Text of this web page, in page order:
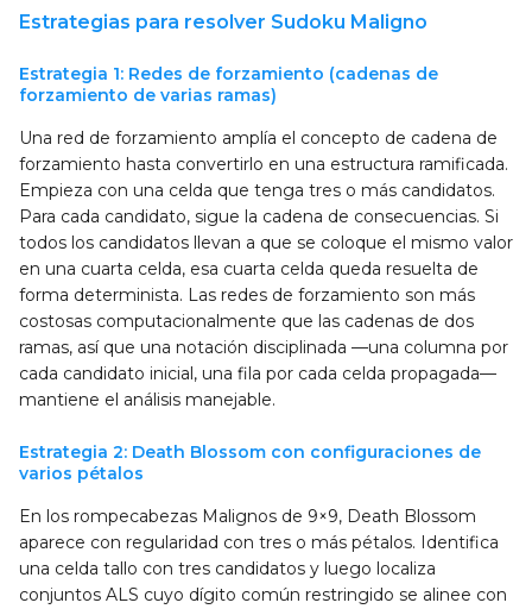
Estrategias para resolver Sudoku Maligno
Estrategia 1: Redes de forzamiento (cadenas de
forzamiento de varias ramas)
Una red de forzamiento amplía el concepto de cadena de
forzamiento hasta convertirlo en una estructura ramificada.
Empieza con una celda que tenga tres o más candidatos.
Para cada candidato, sigue la cadena de consecuencias. Si
todos los candidatos llevan a que se coloque el mismo valor
en una cuarta celda, esa cuarta celda queda resuelta de
forma determinista. Las redes de forzamiento son más
costosas computacionalmente que las cadenas de dos
ramas, así que una notación disciplinada —una columna por
cada candidato inicial, una fila por cada celda propagada—
mantiene el análisis manejable.
Estrategia 2: Death Blossom con configuraciones de
varios pétalos
En los rompecabezas Malignos de 9×9, Death Blossom
aparece con regularidad con tres o más pétalos. Identifica
una celda tallo con tres candidatos y luego localiza
conjuntos ALS cuyo dígito común restringido se alinee con